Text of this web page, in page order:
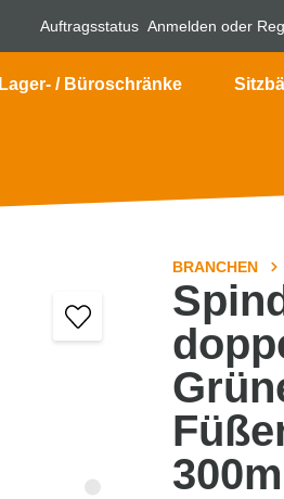
Auftragsstatus Anmelden oder
Lager- / Büroschränke
BRANCHEN